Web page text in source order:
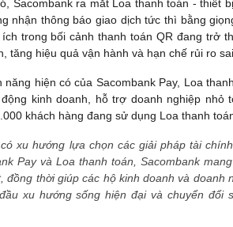
Sacombank ra mắt Loa thanh toán - thiết
nhận thông báo giao dịch tức thì bằng
trong bối cảnh thanh toán QR đang trở
tăng hiệu quả vận hành và hạn chế rủi ro
hiện có của Sacombank Pay, Loa
kinh doanh, hỗ trợ doanh nghiệp
khách hàng đang sử dụng Loa thanh
xu hướng lựa chọn các giải pháp tài
Pay và Loa thanh toán, Sacombank
đồng thời giúp các hộ kinh doanh và
xu hướng sống hiện đại và chuyển